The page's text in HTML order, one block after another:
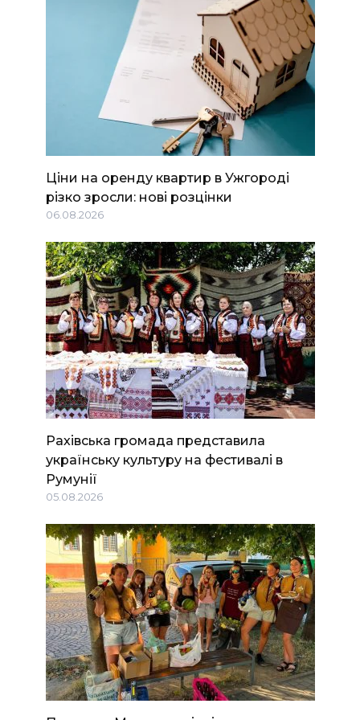
Ціни на оренду квартир в Ужгороді
різко зросли: нові розцінки
06.08.2026
Рахівська громада представила
українську культуру на фестивалі в
Румунії
05.08.2026